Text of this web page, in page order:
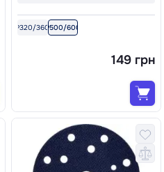
P320/360P500/600
149 грн